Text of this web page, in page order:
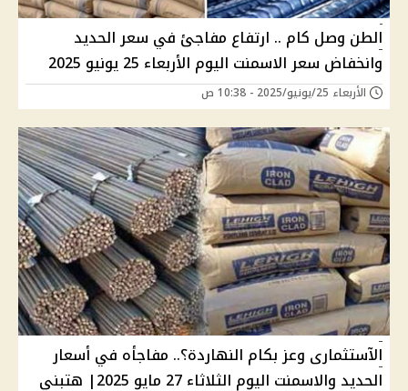
الطن وصل كام .. ارتفاع مفاجئ في سعر الحديد
وانخفاض سعر الاسمنت اليوم الأربعاء 25 يونيو 2025
الأربعاء 25/يونيو/2025 - 10:38 ص
الآستثمارى وعز بكام النهاردة؟.. مفاجأه في أسعار
الحديد والاسمنت اليوم الثلاثاء 27 مايو 2025| هتبني